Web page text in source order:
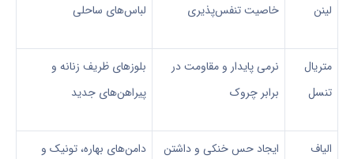
لینن
خاصیت تنفس‌پذیری
لباس‌های ساحلی
متریال
تنسل
نرمی پایدار و مقاومت در
برابر چروک
بلوزهای ظریف زنانه و
پیراهن‌های جدید
الیاف
ایجاد حس خنکی و داشتن
دامن‌های بهاره، تونیک‌ و